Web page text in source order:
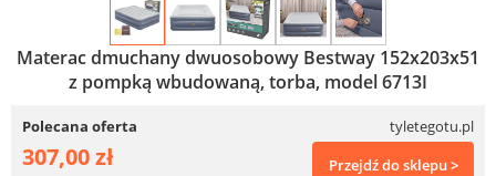
Materac dmuchany dwuosobowy Bestway 152x203x51
z pompką wbudowaną, torba, model 6713I
Polecana oferta tyletegotu.pl
307,00 zł Przejdź do sklepu >